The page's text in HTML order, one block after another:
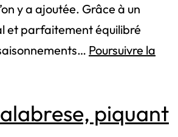
y a ajoutée. Grâce à un
et parfaitement équilibré
Poursuivre la
piquant